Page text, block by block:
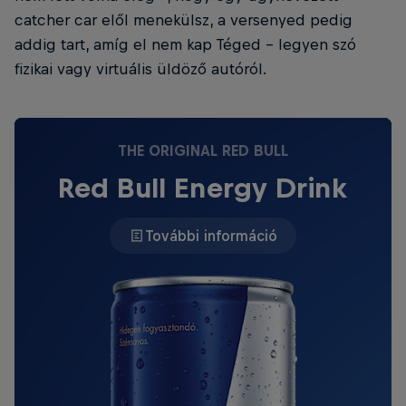
catcher car elől menekülsz, a versenyed pedig
addig tart, amíg el nem kap Téged – legyen szó
fizikai vagy virtuális üldöző autóról.
THE ORIGINAL RED BULL
Red Bull Energy Drink
További információ